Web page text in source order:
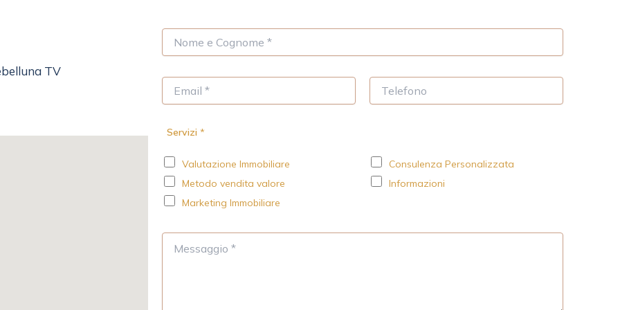
TV
N
e
E
T
n
o
Servizi *
Valutazione Immobiliare
Metodo vendita valore
Marketing Immobiliare
Consulenza Personalizzata
Informazioni
M